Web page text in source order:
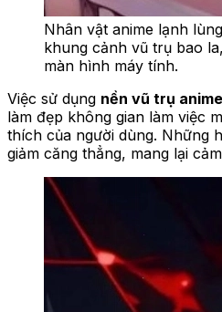
Nhân vật anime lạnh
khung cảnh vũ trụ bao
màn hình máy tính.
Việc sử dụng nền vũ trụ anime
làm đẹp không gian làm việc
thích của người dùng. Những
giảm căng thẳng, mang lại